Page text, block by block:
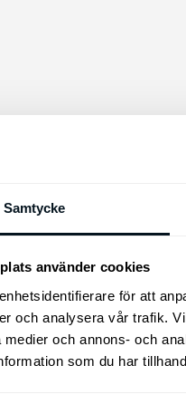
Samtycke
använder cookies
för att
och analysera vår trafik.
medier och annons- och
som du har
om
Golvmattor,
Skydda bilens golv
original golvmatta
exakt passform för